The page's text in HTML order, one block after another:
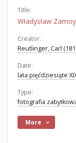
Title:
Władysław
Creator:
Reutlinger, Carl
Date:
lata pięćdziesiąte
Type:
fotografia
More